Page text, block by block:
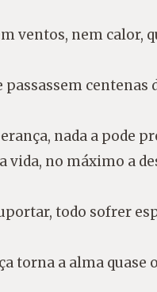
ventos, nem calor,
centenas
nada a pode
vida, no máximo a
todo sofrer
torna a alma